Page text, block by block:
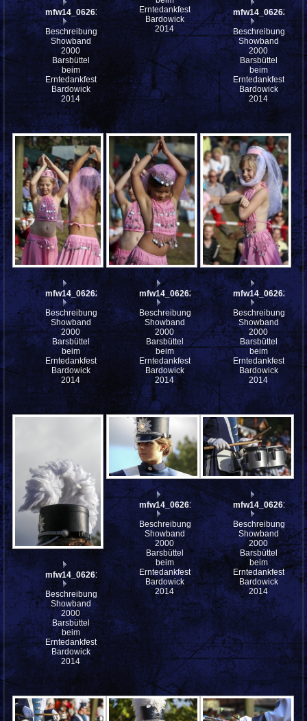
mfw14_062637
Beschreibung:
Showband
2000
Barsbüttel
beim
Erntedankfest
Bardowick
2014
Erntedankfest
Bardowick
2014
mfw14_062628
Beschreibung:
Showband
2000
Barsbüttel
beim
Erntedankfest
Bardowick
2014
mfw14_062626
Beschreibung:
Showband
2000
Barsbüttel
beim
Erntedankfest
Bardowick
2014
mfw14_062622
Beschreibung:
Showband
2000
Barsbüttel
beim
Erntedankfest
Bardowick
2014
mfw14_062621
Beschreibung:
Showband
2000
Barsbüttel
beim
Erntedankfest
Bardowick
2014
mfw14_062615
Beschreibung:
Showband
2000
Barsbüttel
beim
Erntedankfest
Bardowick
2014
mfw14_062613
Beschreibung:
Showband
2000
Barsbüttel
beim
Erntedankfest
Bardowick
2014
mfw14_062612
Beschreibung:
Showband
2000
Barsbüttel
beim
Erntedankfest
Bardowick
2014